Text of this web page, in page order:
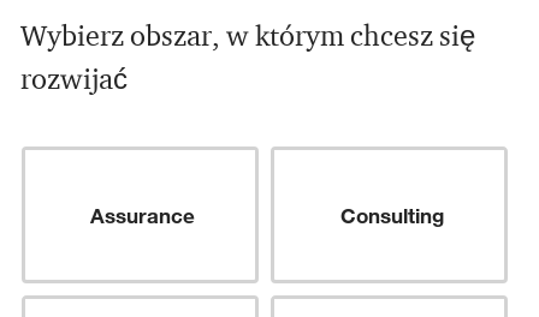
Wybierz obszar, w którym chcesz się
rozwijać
Assurance Consulting